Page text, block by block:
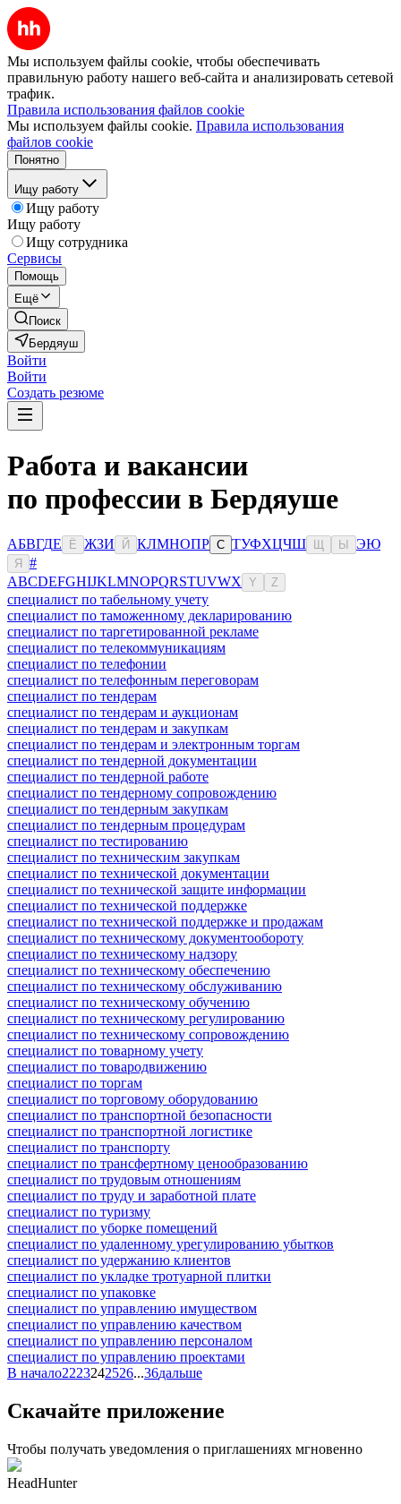
Мы используем файлы cookie, чтобы обеспечивать
правильную работу нашего веб-сайта и анализировать сетевой
трафик.
Правила использования файлов cookie
Мы используем файлы cookie. Правила использования
файлов cookie
Понятно
Ищу работу
Ищу работу
Ищу работу
Ищу сотрудника
Сервисы
Помощь
Ещё
Поиск
Бердяуш
Войти
Войти
Создать резюме
Работа и вакансии
по профессии в Бердяуше
АБВГДЕ Ё ЖЗИ Й КЛМНОПР С ТУФХЦЧШ Ы ЭЮ
Я
#
ABCDEFGHIJKLMNOPQRSTUVWX Y Z
специалист по табельному учету
специалист по таможенному декларированию
специалист по таргетированной рекламе
специалист по телекоммуникациям
специалист по телефонии
специалист по телефонным переговорам
специалист по тендерам
специалист по тендерам и аукционам
специалист по тендерам и закупкам
специалист по тендерам и электронным торгам
специалист по тендерной документации
специалист по тендерной работе
специалист по тендерному сопровождению
специалист по тендерным закупкам
специалист по тендерным процедурам
специалист по тестированию
специалист по техническим закупкам
специалист по технической документации
специалист по технической защите информации
специалист по технической поддержке
специалист по технической поддержке и продажам
специалист по техническому документообороту
специалист по техническому надзору
специалист по техническому обеспечению
специалист по техническому обслуживанию
специалист по техническому обучению
специалист по техническому регулированию
специалист по техническому сопровождению
специалист по товарному учету
специалист по товародвижению
специалист по торгам
специалист по торговому оборудованию
специалист по транспортной безопасности
специалист по транспортной логистике
специалист по транспорту
специалист по трансфертному ценообразованию
специалист по трудовым отношениям
специалист по труду и заработной плате
специалист по туризму
специалист по уборке помещений
специалист по удаленному урегулированию убытков
специалист по удержанию клиентов
специалист по укладке тротуарной плитки
специалист по упаковке
специалист по управлению имуществом
специалист по управлению качеством
специалист по управлению персоналом
специалист по управлению проектами
В начало2223242526...36дальше
Скачайте приложение
Чтобы получать уведомления о приглашениях мгновенно
HeadHunter